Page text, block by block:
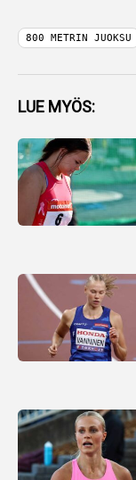
800 METRIN JUOKSU
LUE MYÖS: